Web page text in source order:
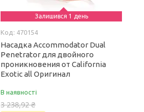
Залишився 1 день
470154
Насадка Accommodator Dual
Penetrator для двойного
проникновения от California
Exotic all Оригинал
В наявності
3 238,92 ₴